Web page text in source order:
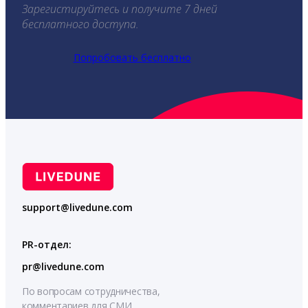
Зарегистируйтесь и получите 7 дней
бесплатного доступа.
Попробовать бесплатно
support@livedune.com
PR-отдел:
pr@livedune.com
По вопросам сотрудничества,